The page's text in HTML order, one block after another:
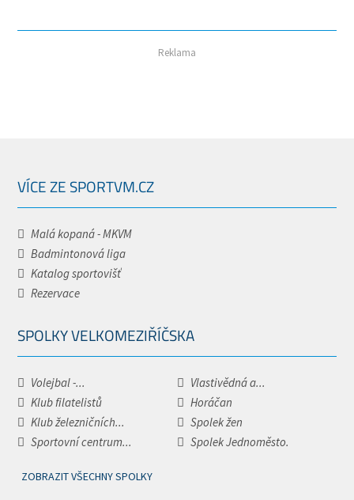
Reklama
VÍCE ZE SPORTVM.CZ
Malá kopaná - MKVM
Badmintonová liga
Katalog sportovišť
Rezervace
SPOLKY VELKOMEZIŘÍČSKA
Volejbal -...
Vlastivědná a...
Klub filatelistů
Horáčan
Klub železničních...
Spolek žen
Sportovní centrum...
Spolek Jednoměsto.
ZOBRAZIT VŠECHNY SPOLKY